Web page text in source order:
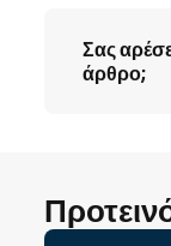
Σας
άρθρο;